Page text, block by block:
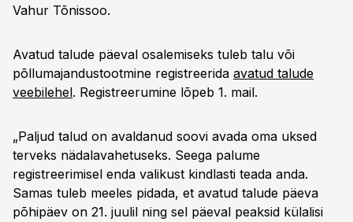
Vahur Tõnissoo.
Avatud talude päeval osalemiseks tuleb talu või
põllumajandustootmine registreerida avatud talude
veebilehel. Registreerumine lõpeb 1. mail.
„Paljud talud on avaldanud soovi avada oma uksed
terveks nädalavahetuseks. Seega palume
registreerimisel enda valikust kindlasti teada anda.
Samas tuleb meeles pidada, et avatud talude päeva
põhipäev on 21. juulil ning sel päeval peaksid külalisi